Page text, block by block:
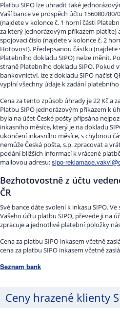
Platbu SIPO lze uhradit také
Vaší bance ve prospěch účtu
(najdete v kolonce č. 1 horní části
za který jednorázovým příkazem platíte)
spojovací číslo (najdete v kolonce č. 2
Hotovost). Předepsanou částku (najdete
Platebního dokladu SIPO) nelze měnit.
straně Platebního dokladu SIPO. Pokud
bankovnictví, lze z dokladu SIPO načíst
vyplní všechny údaje k zadání
Cena za tento způsob úhrady je 22 Kč a
Platbu SIPO jednorázovým příkazem k
byla na účet České pošty připsána
inkasního měsíce, který je na dokladu
ukončení inkasního měsíce, s chybnou
nemůže Česká pošta, s.p. zpracovat a
podání bližších informací k vrácené
mailovou adresu:sipo-
Bezhotovostně z účtu
ČR
Své bance dáte svolení k inkasu SIPO.
Vašeho účtu platbu SIPO, převede ji na
zpracuje a jednotlivé platební položky
Cena za platbu SIPO inkasem včetně
cena za platbu SIPO inkasem včetně
Seznam bank
Ceny hrazené klienty